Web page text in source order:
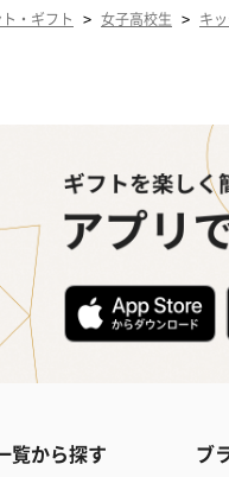
・ギフト > 女子高校生 > キ
覧から探す ブ